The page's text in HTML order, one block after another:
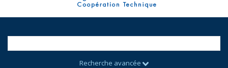
Recherche avancée